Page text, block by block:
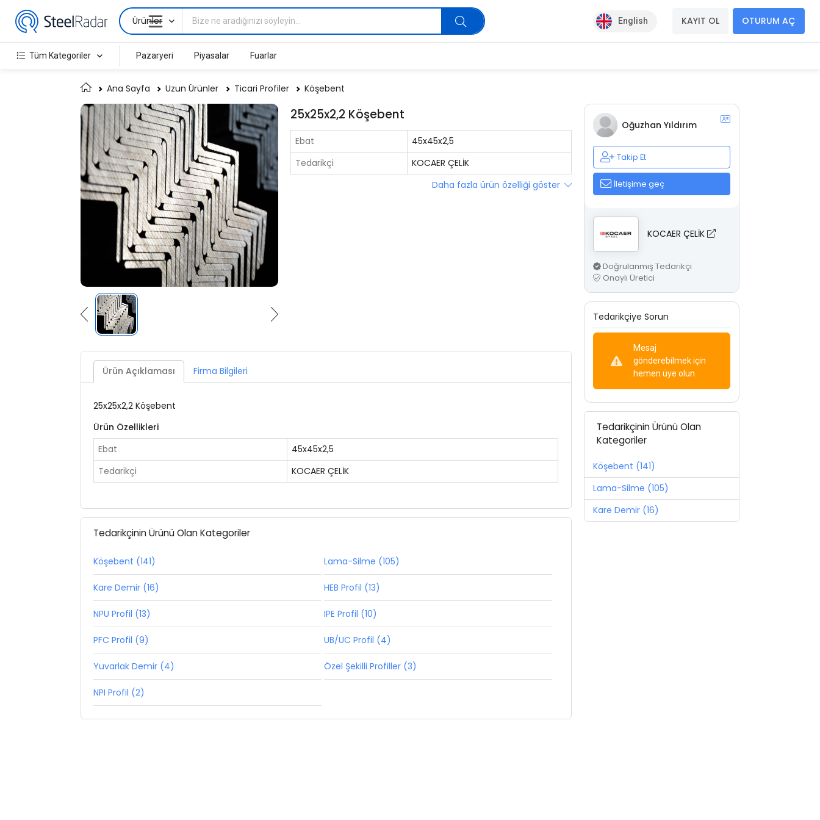
Ürünler English KAYIT OL OTURUM AÇ
Tüm Kategoriler Pazaryeri Piyasalar Fuarlar
Ana Sayfa Uzun Ürünler Ticari Profiler Köşebent
25x25x2,2 Köşebent
Ebat
45x45x2,5
Tedarikçi
KOCAER ÇELİK
Daha fazla ürün özelliği göster
Ürün Açıklaması Firma Bilgileri
25x25x2,2 Köşebent
Ürün Özellikleri
Ebat
45x45x2,5
Tedarikçi
KOCAER ÇELİK
Tedarikçinin Ürünü Olan Kategoriler
Köşebent (141) Lama-Silme (105)
Kare Demir (16) HEB Profil (13)
NPU Profil (13) IPE Profil (10)
PFC Profil (9) UB/UC Profil (4)
Yuvarlak Demir (4) Özel Şekilli Profiller (3)
NPI Profil (2)
Oğuzhan Yıldırım
Takip Et
İletişime geç
KOCAER ÇELİK
Doğrulanmış Tedarikçi
Onaylı Üretici
Tedarikçiye Sorun
Mesaj
gönderebilmek için
hemen üye olun
Tedarikçinin Ürünü Olan
Kategoriler
Köşebent (141)
Lama-Silme (105)
Kare Demir (16)